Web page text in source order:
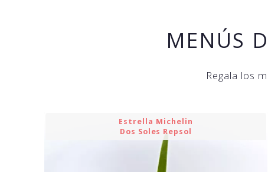
MENÚS
Regala los
Estrella Michelin
Dos Soles Repsol